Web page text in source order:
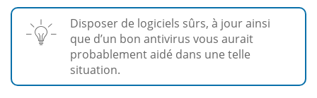
Disposer de logiciels sûrs, à jour ainsi
que d’un bon antivirus vous aurait
probablement aidé dans une telle
situation.